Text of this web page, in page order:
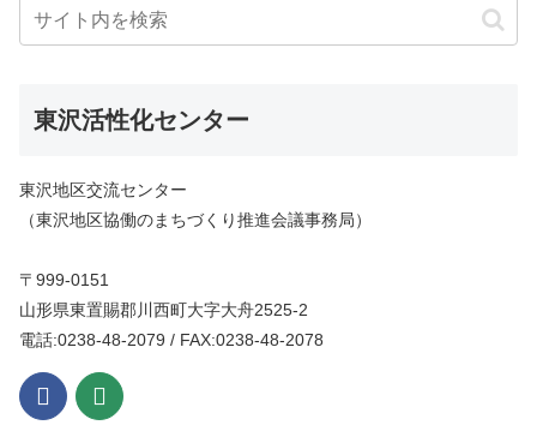
東沢活性化センター
東沢地区交流センター
（東沢地区協働のまちづくり推進会議事務局）
〒999-0151
山形県東置賜郡川西町大字大舟2525-2
電話:0238-48-2079 / FAX:0238-48-2078